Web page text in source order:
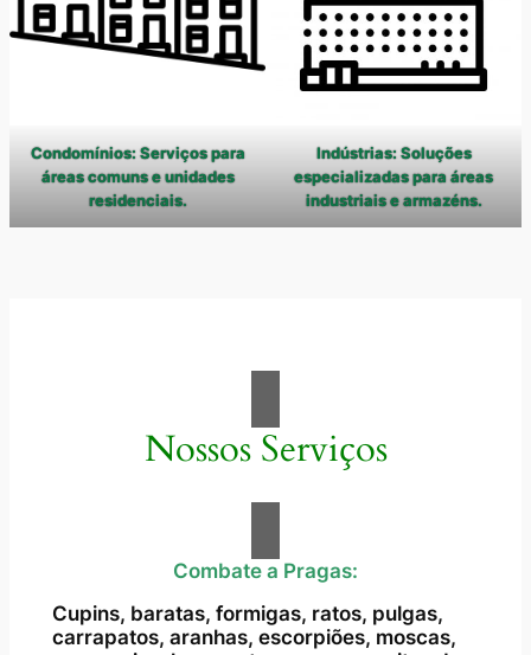
Condomínios: Serviços para
áreas comuns e unidades
residenciais.
Indústrias: Soluções
especializadas para áreas
industriais e armazéns.
Nossos Serviços
Combate a Pragas:
Cupins, baratas, formigas, ratos, pulgas,
carrapatos, aranhas, escorpiões, moscas,